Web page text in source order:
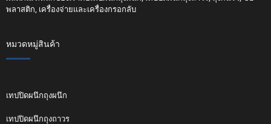
พลาสติก, เครื่องจ่ายและเครื่องกรอกลับ
หมวดหมู่สินค้า
เทปปิดผนึกถุงผนึก
เทปปิดผนึกถุงถาวร